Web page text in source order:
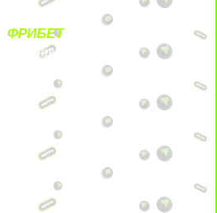
ФРИБЕТ
БЕЗ УСЛОВИЙ